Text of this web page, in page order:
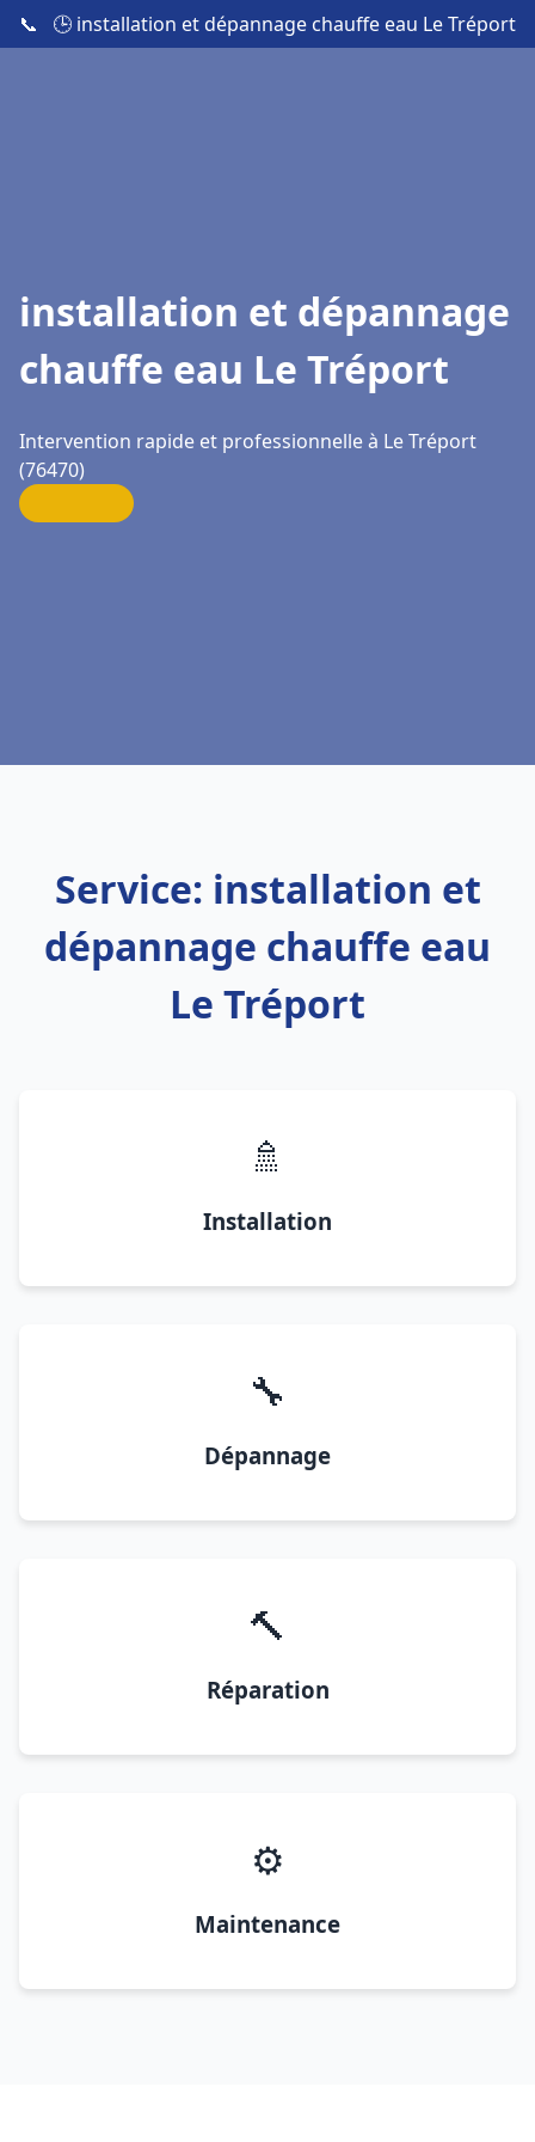
📞 🕒 installation et dépannage chauffe eau Le Tréport
installation et dépannage
chauffe eau Le Tréport
Intervention rapide et professionnelle à Le Tréport
(76470)
Service: installation et
dépannage chauffe eau
Le Tréport
🚿
Installation
🔧
Dépannage
🔨
Réparation
⚙️
Maintenance